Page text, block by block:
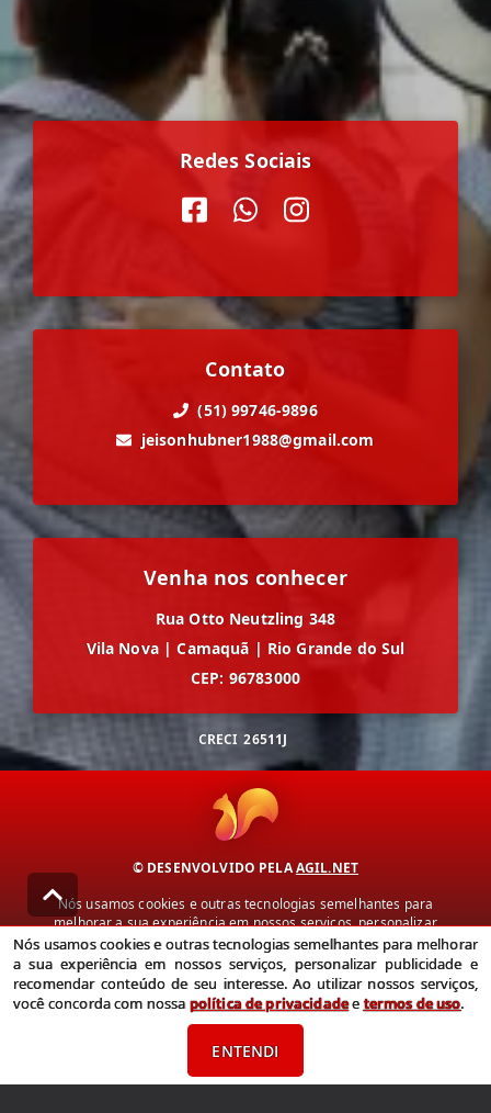
Redes Sociais
Contato
(51) 99746-9896
jeisonhubner1988@gmail.com
Venha nos conhecer
Rua Otto Neutzling 348
Vila Nova | Camaquã | Rio Grande do Sul
CEP: 96783000
CRECI 26511J
© DESENVOLVIDO PELAAGIL.NET
Nós usamos cookies e outras tecnologias semelhantes para
melhorar a sua experiência em nossos serviços, personalizar
publicidade e recomendar conteúdo de seu interesse. Ao utilizar
nossos serviços, você concorda com nossa política de privacidade e
termos de uso.
Política de Privacidade Termos de uso
Nós usamos cookies e outras tecnologias semelhantes para melhorar
a sua experiência em nossos serviços, personalizar publicidade e
recomendar conteúdo de seu interesse. Ao utilizar nossos serviços,
você concorda com nossa política de privacidadeetermos de uso.
ENTENDI